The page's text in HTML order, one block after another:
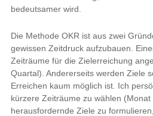
bedeutsamer wird.
Die Methode OKR ist aus zwei
gewissen Zeitdruck aufzubauen.
Zeiträume für die Zielerreichung
Quartal). Andererseits werden Ziele
Erreichen kaum möglich ist. Ich
kürzere Zeiträume zu wählen
herausfordernde Ziele zu